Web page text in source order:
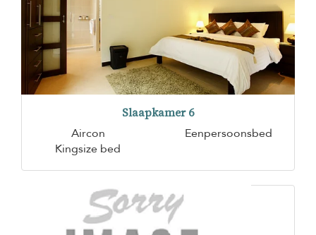
Slaapkamer 6
Aircon
Eenpersoonsbed
Kingsize bed